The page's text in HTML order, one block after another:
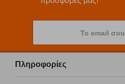
Το email σου
Πληροφορίες